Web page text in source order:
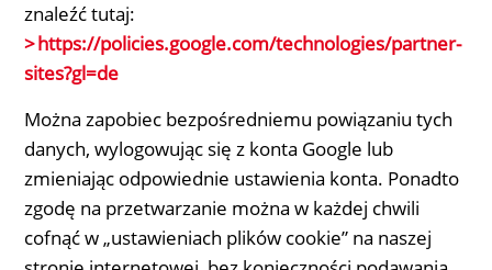
znaleźć tutaj:
https://policies.google.com/technologies/partner-
sites?gl=de
Można zapobiec bezpośredniemu powiązaniu tych
danych, wylogowując się z konta Google lub
zmieniając odpowiednie ustawienia konta. Ponadto
zgodę na przetwarzanie można w każdej chwili
cofnąć w „ustawieniach plików cookie” na naszej